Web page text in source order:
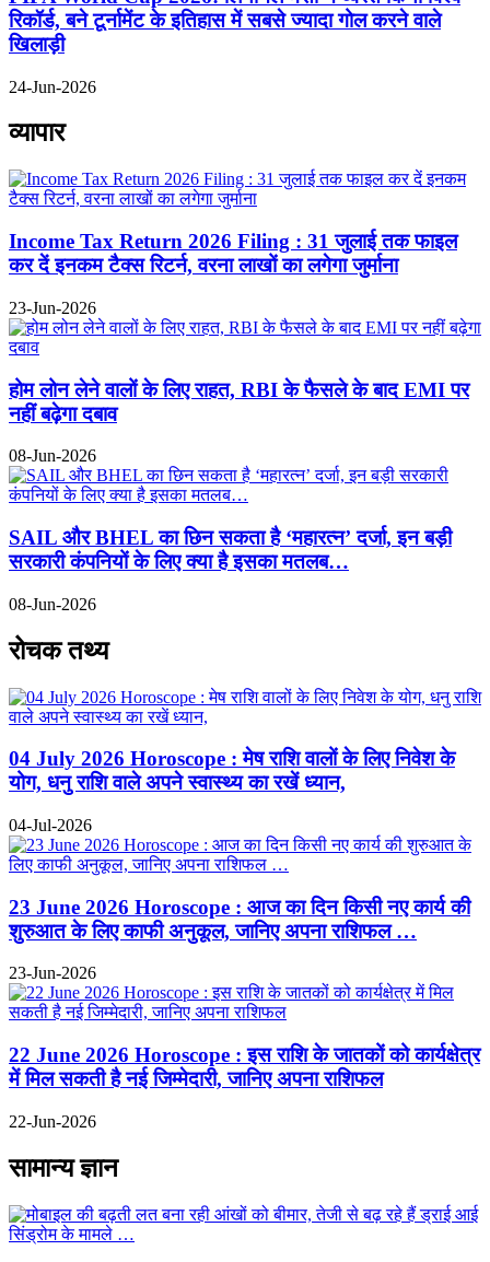
रिकॉर्ड, बने टूर्नामेंट के इतिहास में सबसे ज्यादा गोल करने वाले
खिलाड़ी
24-Jun-2026
व्यापार
Income Tax Return 2026 Filing : 31 जुलाई तक फाइल
कर दें इनकम टैक्स रिटर्न, वरना लाखों का लगेगा जुर्माना
23-Jun-2026
होम लोन लेने वालों के लिए राहत, RBI के फैसले के बाद EMI पर
नहीं बढ़ेगा दबाव
08-Jun-2026
SAIL और BHEL का छिन सकता है ‘महारत्न’ दर्जा, इन बड़ी
सरकारी कंपनियों के लिए क्या है इसका मतलब…
08-Jun-2026
रोचक तथ्य
04 July 2026 Horoscope : मेष राशि वालों के लिए निवेश के
योग, धनु राशि वाले अपने स्वास्थ्य का रखें ध्यान,
04-Jul-2026
23 June 2026 Horoscope : आज का दिन किसी नए कार्य की
शुरुआत के लिए काफी अनुकूल, जानिए अपना राशिफल …
23-Jun-2026
22 June 2026 Horoscope : इस राशि के जातकों को कार्यक्षेत्र
में मिल सकती है नई जिम्मेदारी, जानिए अपना राशिफल
22-Jun-2026
सामान्य ज्ञान